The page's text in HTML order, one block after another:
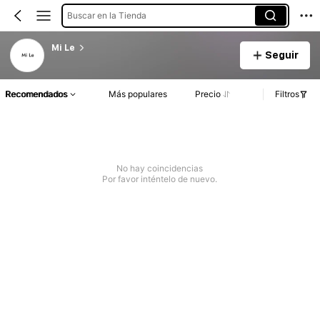
Buscar en la Tienda
Mi Le
Seguir
Recomendados Más populares Precio Filtros
No hay coincidencias
Por favor inténtelo de nuevo.